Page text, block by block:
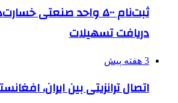
ثبت‌نام ۵۰۰ واحد صنعتی
دریافت تسهیلات
3 هفته پیش
اتصال ترانزیتی بین ایران،